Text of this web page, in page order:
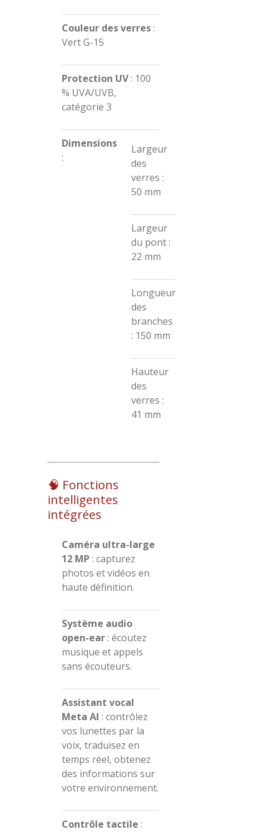
Couleur des verres:
Vert G-15
Protection UV: 100
% UVA/UVB,
catégorie 3
Dimensions
:
Largeur
des
verres :
50 mm
Largeur
du pont :
22 mm
Longueur
des
branches
: 150 mm
Hauteur
des
verres :
41 mm
🧠 Fonctions
intelligentes
intégrées
Caméra ultra-large
12 MP : capturez
photos et vidéos en
haute définition.
Système audio
open-ear: écoutez
musique et appels
sans écouteurs.
Assistant vocal
Meta AI : contrôlez
vos lunettes par la
voix, traduisez en
temps réel, obtenez
des informations sur
votre environnement.
Contrôle tactile :